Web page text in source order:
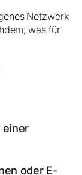
Netzwerk
was für
einer
oder E-